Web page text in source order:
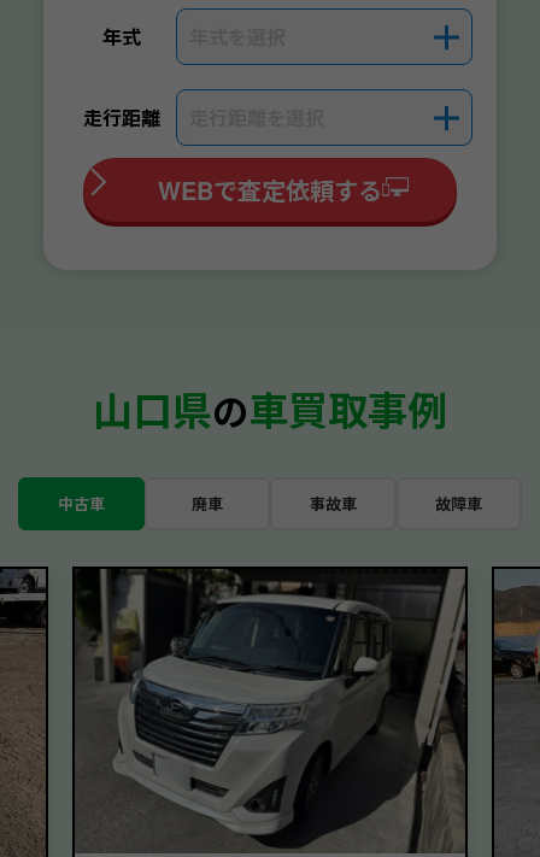
年式 ＋
走行距離 ＋
WEBで査定依頼する
山口県の車買取事例
中古車 廃車 事故車 故障車